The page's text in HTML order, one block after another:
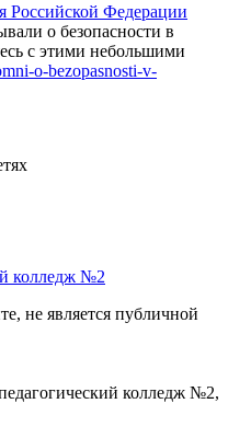
Российской Федерации
о безопасности в
с этими небольшими
o-bezopasnosti-v-
колледж №2
не является публичной
колледж №2,